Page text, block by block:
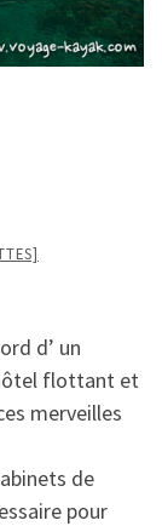
d’ un
flottant et
merveilles
de
pour